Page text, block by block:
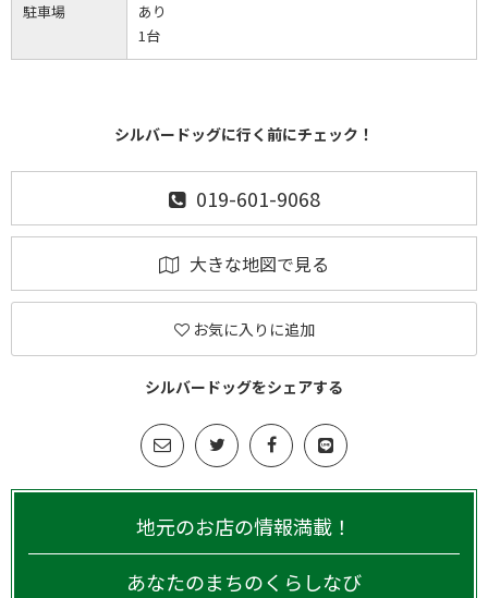
駐車場
あり
1台
シルバードッグに行く前にチェック！
019-601-9068
大きな地図で見る
お気に入りに追加
シルバードッグをシェアする
地元のお店の情報満載！
あなたのまちのくらしなび